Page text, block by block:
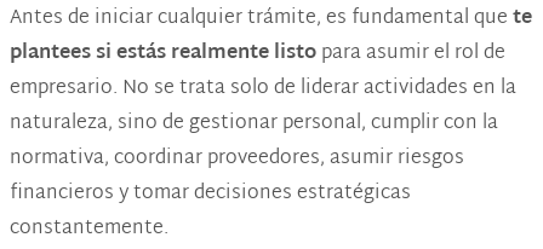
Antes de iniciar cualquier trámite, es fundamental quete
plantees si estás realmente listopara asumir el rol de
empresario. No se trata solo de liderar actividades en la
naturaleza, sino de gestionar personal, cumplir con la
normativa, coordinar proveedores, asumir riesgos
financieros y tomar decisiones estratégicas
constantemente.